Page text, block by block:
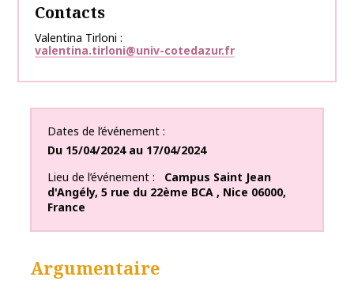
Contacts
Valentina Tirloni
valentina.tirloni@univ-cotedazur.fr
Dates de l’événement
Du 15/04/2024au 17/04/2024
Lieu de l’événement
Campus Saint Jean
d'Angély, 5 rue du 22ème BCA , Nice 06000,
France
Argumentaire